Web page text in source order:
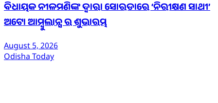
ବିଧାୟକ ନୀଳମଣିଙ୍କ ଦ୍ବାରା ସୋରଡାରେ ‘ନିରୀକ୍ଷଣ ସାଥୀ’
ଅଟୋ ଆମ୍ବୁଲାନ୍ସ ର ଶୁଭାରମ୍ଭ
August 5, 2026
Odisha Today